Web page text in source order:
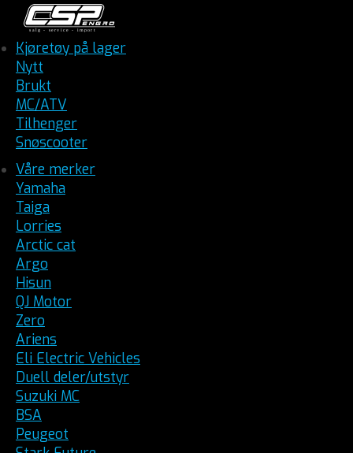
Kjøretøy på lager
Nytt
Brukt
MC/ATV
Tilhenger
Snøscooter
Våre merker
Yamaha
Taiga
Lorries
Arctic cat
Argo
Hisun
QJ Motor
Zero
Ariens
Eli Electric Vehicles
Duell deler/utstyr
Suzuki MC
BSA
Peugeot